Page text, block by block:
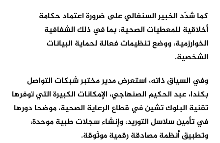
كما شدّد الخبير السنغالي على ضرورة اعتماد حكامة
أخلاقية للمعطيات الصحية، بما في ذلك الشفافية
الخوارزمية، ووضع تنظيمات فعالة لحماية البيانات
الشخصية.
وفي السياق ذاته، استعرض مدير مختبر شبكات التواصل
بكندا، عبد الحكيم الصنهاجي، الإمكانات الكبيرة التي توفرها
تقنية البلوك تشين في قطاع الرعاية الصحية، موضحا دورها
في تأمين سلاسل التوريد، وإنشاء سجلات طبية موحدة،
وتطبيق أنظمة مصادقة رقمية موثوقة.